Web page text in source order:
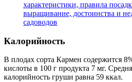
характеристики, правила
выращивание, достоинства и
садоводов
Калорийность
В плодах сорта Кармен содержится
кислоты в 100 г продукта 7 мг.
калорийность груши равна 59 ккал.